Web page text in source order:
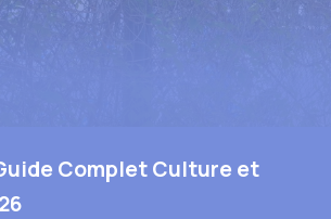
Complet Culture et